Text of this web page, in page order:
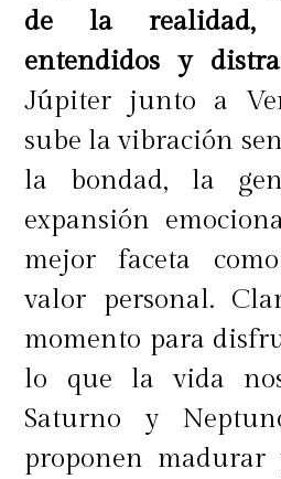
de la realidad,
entendidos y
Júpiter junto a
sube la vibración
la bondad, la
expansión
mejor faceta
valor personal.
momento para
lo que la vida
Saturno y
proponen madurar